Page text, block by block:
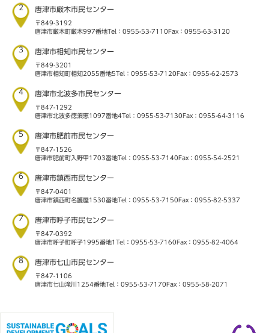
2 唐津市厳木市民センター
〒849-3192
唐津市厳木町厳木997番地Tel：0955-53-7110 Fax：0955-63-3120
3 唐津市相知市民センター
〒849-3201
唐津市相知町相知2055番地5Tel：0955-53-7120 Fax：0955-62-2573
4 唐津市北波多市民センター
〒847-1292
唐津市北波多徳須恵1097番地4Tel：0955-53-7130 Fax：0955-64-3116
5 唐津市肥前市民センター
〒847-1526
唐津市肥前町入野甲1703番地Tel：0955-53-7140 Fax：0955-54-2521
6 唐津市鎮西市民センター
〒847-0401
唐津市鎮西町名護屋1530番地Tel：0955-53-7150 Fax：0955-82-5337
7 唐津市呼子市民センター
〒847-0392
唐津市呼子町呼子1995番地1 Tel：0955-53-7160 Fax：0955-82-4064
8 唐津市七山市民センター
〒847-1106
唐津市七山滝川1254番地Tel：0955-53-7170 Fax：0955-58-2071